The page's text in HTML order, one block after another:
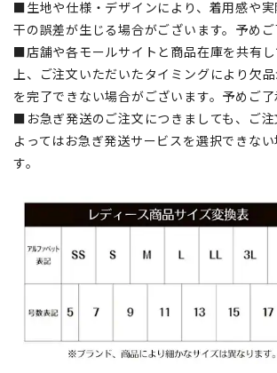
■生地や仕様・デザインにより、着用感や
干の誤差が生じる場合がございます。予めご
■店舗や各モールサイトと商品在庫を共有
上、ご注文いただいたタイミングにより欠
を完了できない場合がございます。予めご了
■お急ぎ発送のご注文につきましても、ご
よってはお急ぎ発送サービスを選択できな
す。